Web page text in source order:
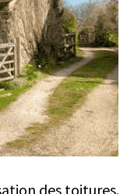
des toitures.